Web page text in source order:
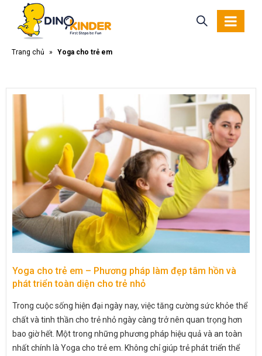
Trang chủ » Yoga cho trẻ em
Yoga cho trẻ em – Phương pháp làm đẹp tâm hồn và
phát triển toàn diện cho trẻ nhỏ
Trong cuộc sống hiện đại ngày nay, việc tăng cường sức khỏe thể
chất và tinh thần cho trẻ nhỏ ngày càng trở nên quan trọng hơn
bao giờ hết. Một trong những phương pháp hiệu quả và an toàn
nhất chính là Yoga cho trẻ em. Không chỉ giúp trẻ phát triển thể